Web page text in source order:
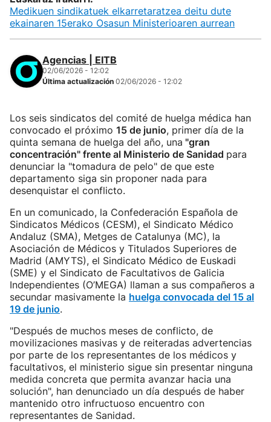
Medikuen sindikatuek elkarretaratzea deitu dute
ekainaren 15erako Osasun Ministerioaren aurrean
Agencias | EITB
02/06/2026 - 12:02
Última actualización 02/06/2026 - 12:02
Los seis sindicatos del comité de huelga médica han
convocado el próximo 15 de junio, primer día de la
quinta semana de huelga del año, una "gran
concentración" frente al Ministerio de Sanidad para
denunciar la "tomadura de pelo" de que este
departamento siga sin proponer nada para
desenquistar el conflicto.
En un comunicado, la Confederación Española de
Sindicatos Médicos (CESM), el Sindicato Médico
Andaluz (SMA), Metges de Catalunya (MC), la
Asociación de Médicos y Titulados Superiores de
Madrid (AMYTS), el Sindicato Médico de Euskadi
(SME) y el Sindicato de Facultativos de Galicia
Independientes (O’MEGA) llaman a sus compañeros a
secundar masivamente la huelga convocada del 15 al
19 de junio.
"Después de muchos meses de conflicto, de
movilizaciones masivas y de reiteradas advertencias
por parte de los representantes de los médicos y
facultativos, el ministerio sigue sin presentar ninguna
medida concreta que permita avanzar hacia una
solución", han denunciado un día después de haber
mantenido otro infructuoso encuentro con
representantes de Sanidad.